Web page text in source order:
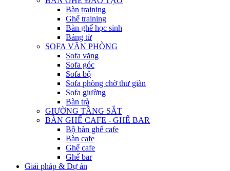
Bàn training
Ghế training
Bàn ghế học sinh
Bảng từ
SOFA VĂN PHÒNG
Sofa văng
Sofa góc
Sofa bộ
Sofa phòng chờ thư giãn
Sofa giường
Bàn trà
GIƯỜNG TẦNG SẮT
BÀN GHẾ CAFE - GHẾ BAR
Bộ bàn ghế cafe
Bàn cafe
Ghế cafe
Ghế bar
Giải pháp & Dự án